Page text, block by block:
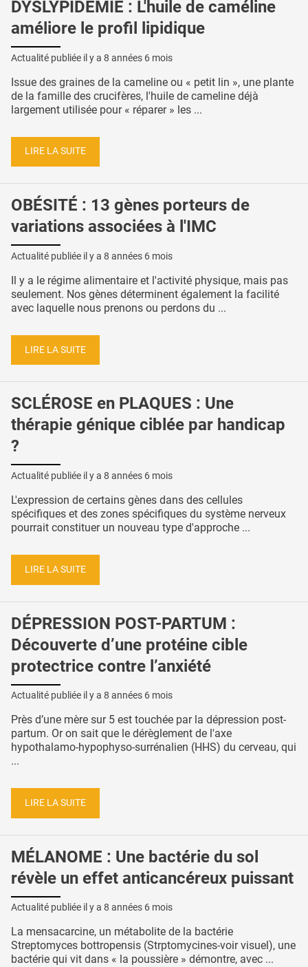
DYSLYPIDÉMIE : L'huile de caméline
améliore le profil lipidique
Actualité publiée il y a 8 années 6 mois
Issue des graines de la cameline ou « petit lin », une plante
de la famille des crucifères, l'huile de cameline déjà
largement utilisée pour « réparer » les ...
LIRE LA SUITE
OBÉSITÉ : 13 gènes porteurs de
variations associées à l'IMC
Actualité publiée il y a 8 années 6 mois
Il y a le régime alimentaire et l'activité physique, mais pas
seulement. Nos gènes déterminent également la facilité
avec laquelle nous prenons ou perdons du ...
LIRE LA SUITE
SCLÉROSE en PLAQUES : Une
thérapie génique ciblée par handicap
?
Actualité publiée il y a 8 années 6 mois
L'expression de certains gènes dans des cellules
spécifiques et des zones spécifiques du système nerveux
pourrait constituer un nouveau type d'approche ...
LIRE LA SUITE
DÉPRESSION POST-PARTUM :
Découverte d’une protéine cible
protectrice contre l’anxiété
Actualité publiée il y a 8 années 6 mois
Près d’une mère sur 5 est touchée par la dépression post-
partum. Or on sait que le dérèglement de l'axe
hypothalamo-hypophyso-surrénalien (HHS) du cerveau, qui
...
LIRE LA SUITE
MÉLANOME : Une bactérie du sol
révèle un effet anticancéreux puissant
Actualité publiée il y a 8 années 6 mois
La mensacarcine, un métabolite de la bactérie
Streptomyces bottropensis (Strptomycines-voir visuel), une
bactérie qui vit dans « la poussière » démontre, avec ...